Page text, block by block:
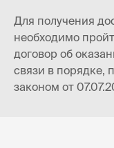
Для получения
необходимо
договор об
связи в порядке,
законом от